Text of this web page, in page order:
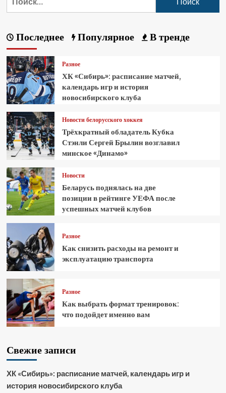
Последнее Популярное В тренде
Разное
ХК «Сибирь»: расписание матчей,
календарь игр и история
новосибирского клуба
Новости белорусского хоккея
Трёхкратный обладатель Кубка
Стэнли Сергей Брылин возглавил
минское «Динамо»
Новости
Беларусь поднялась на две
позиции в рейтинге УЕФА после
успешных матчей клубов
Разное
Как снизить расходы на ремонт и
эксплуатацию транспорта
Разное
Как выбрать формат тренировок:
что подойдет именно вам
Свежие записи
ХК «Сибирь»: расписание матчей, календарь игр и
история новосибирского клуба